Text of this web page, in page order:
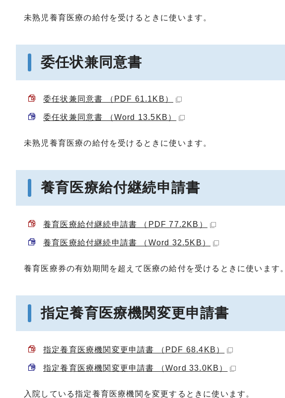
未熟児養育医療の給付を受けるときに使います。
委任状兼同意書
委任状兼同意書 （PDF 61.1KB）
委任状兼同意書 （Word 13.5KB）
未熟児養育医療の給付を受けるときに使います。
養育医療給付継続申請書
養育医療給付継続申請書 （PDF 77.2KB）
養育医療給付継続申請書 （Word 32.5KB）
養育医療券の有効期間を超えて医療の給付を受けるときに使います。
指定養育医療機関変更申請書
指定養育医療機関変更申請書 （PDF 68.4KB）
指定養育医療機関変更申請書 （Word 33.0KB）
入院している指定養育医療機関を変更するときに使います。